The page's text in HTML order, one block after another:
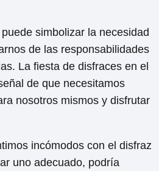
simbolizar la necesidad
de las responsabilidades
La fiesta de disfraces en el
de que necesitamos
nosotros mismos y disfrutar
incómodos con el disfraz
uno adecuado, podría